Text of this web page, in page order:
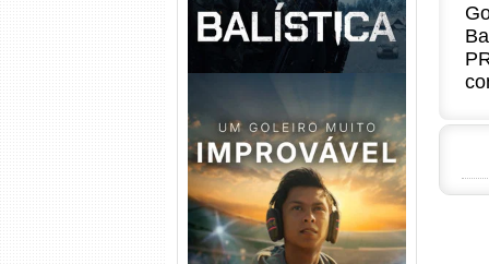
Um Goleiro Muito Improvável
Torrent (2026) WEB-DL 1080p
Dual Áudio